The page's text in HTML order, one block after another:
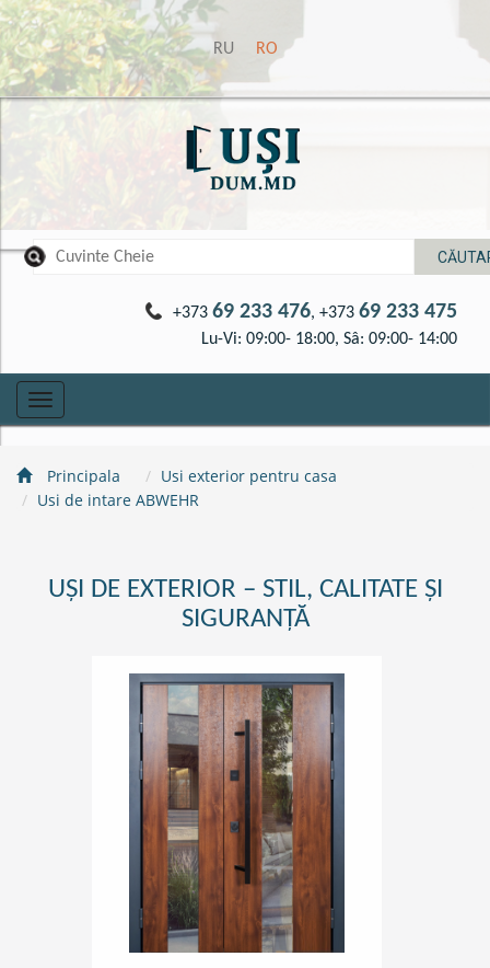
RU RO
+373 69 233 476, +373 69 233 475
Lu-Vi: 09:00- 18:00, Sâ: 09:00- 14:00
Toggle
navigation
Principala
Usi exterior pentru casa
Usi de intare ABWEHR
UȘI DE EXTERIOR – STIL, CALITATE ȘI
SIGURANȚĂ